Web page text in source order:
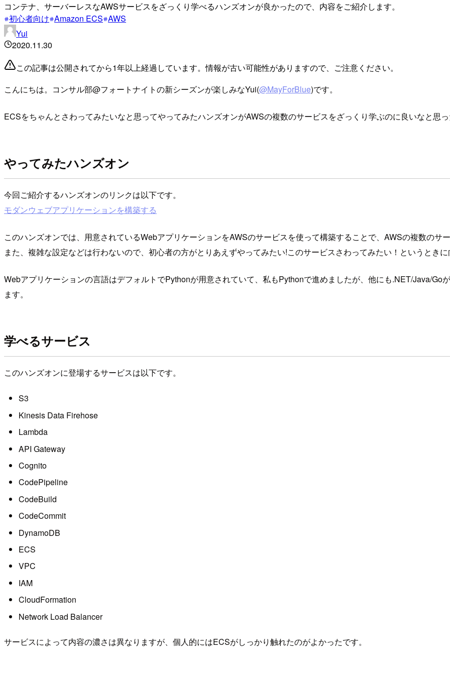
コンテナ、サーバーレスなAWSサービスをざっくり学べるハンズオンが良かったので、内容をご紹介します。
初心者向け Amazon ECS AWS
Yui
2020.11.30
この記事は公開されてから1年以上経過しています。情報が古い可能性がありますので、ご注意ください。
こんにちは。コンサル部@フォートナイトの新シーズンが楽しみなYui(@MayForBlue)です。
ECSをちゃんとさわってみたいなと思ってやってみたハンズオンがAWSの複数のサービスをざっくり学ぶのに良いなと思
やってみたハンズオン
今回ご紹介するハンズオンのリンクは以下です。
モダンウェブアプリケーションを構築する
このハンズオンでは、用意されているWebアプリケーションをAWSのサービスを使って構築することで、AWSの複数のサ
また、複雑な設定などは行わないので、初心者の方がとりあえずやってみたい!このサービスさわってみたい！というとき
Webアプリケーションの言語はデフォルトでPythonが用意されていて、私もPythonで進めましたが、他にも.NET/Java/Go
ます。
学べるサービス
このハンズオンに登場するサービスは以下です。
S3
Kinesis Data Firehose
Lambda
API Gateway
Cognito
CodePipeline
CodeBuild
CodeCommit
DynamoDB
ECS
VPC
IAM
CloudFormation
Network Load Balancer
サービスによって内容の濃さは異なりますが、個人的にはECSがしっかり触れたのがよかったです。